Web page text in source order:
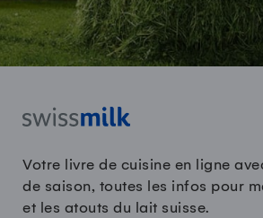
Votre livre de cuisine en ligne
de saison, toutes les infos pour
et les atouts du lait suisse.